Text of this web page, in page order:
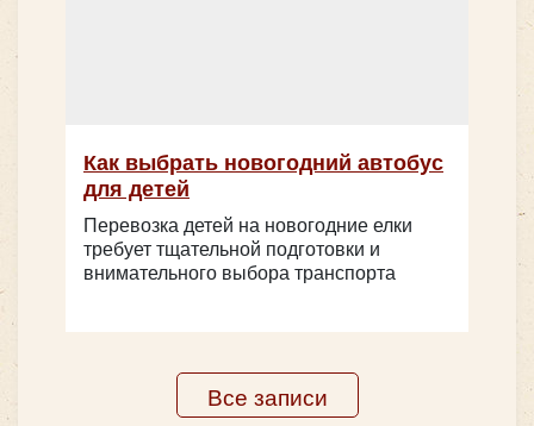
Цена от:2800 руб/час
Yutong ZK6122H
Как выбрать новогодний автобус
для детей
Перевозка детей на новогодние елки
требует тщательной подготовки и
внимательного выбора транспорта
Все записи